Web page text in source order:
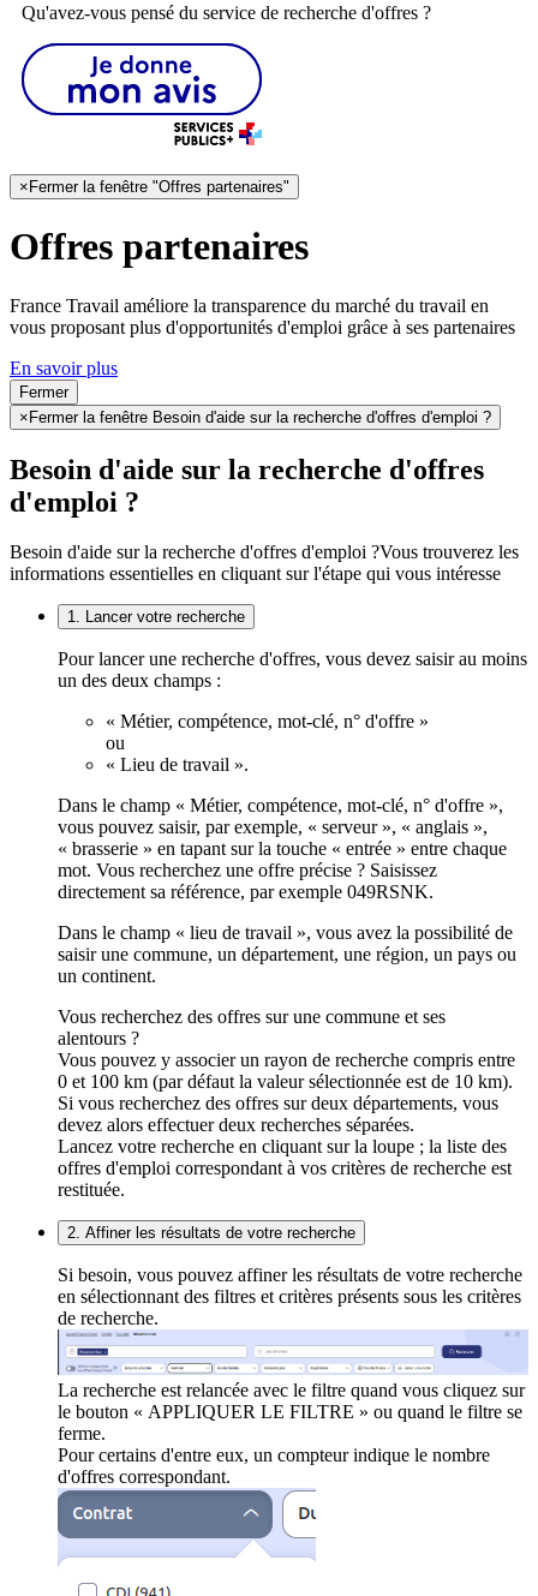
Qu'avez-vous pensé du service de recherche d'offres ?
× Fermer la fenêtre "Offres partenaires"
Offres partenaires
France Travail améliore la transparence du marché du travail en
vous proposant plus d'opportunités d'emploi grâce à ses partenaires
En savoir plus
Fermer
×Fermer la fenêtre Besoin d'aide sur la recherche d'offres d'emploi ?
Besoin d'aide sur la recherche d'offres
d'emploi ?
Besoin d'aide sur la recherche d'offres d'emploi ?Vous trouverez les
informations essentielles en cliquant sur l'étape qui vous intéresse
1. Lancer votre recherche
Pour lancer une recherche d'offres, vous devez saisir au moins
un des deux champs :
« Métier, compétence, mot-clé, n° d'offre »
ou
« Lieu de travail ».
Dans le champ « Métier, compétence, mot-clé, n° d'offre »,
vous pouvez saisir, par exemple, « serveur », « anglais »,
« brasserie » en tapant sur la touche « entrée » entre chaque
mot. Vous recherchez une offre précise ? Saisissez
directement sa référence, par exemple 049RSNK.
Dans le champ « lieu de travail », vous avez la possibilité de
saisir une commune, un département, une région, un pays ou
un continent.
Vous recherchez des offres sur une commune et ses
alentours ?
Vous pouvez y associer un rayon de recherche compris entre
0 et 100 km (par défaut la valeur sélectionnée est de 10 km).
Si vous recherchez des offres sur deux départements, vous
devez alors effectuer deux recherches séparées.
Lancez votre recherche en cliquant sur la loupe ; la liste des
offres d'emploi correspondant à vos critères de recherche est
restituée.
2. Affiner les résultats de votre recherche
Si besoin, vous pouvez affiner les résultats de votre recherche
en sélectionnant des filtres et critères présents sous les critères
de recherche.
La recherche est relancée avec le filtre quand vous cliquez sur
le bouton « APPLIQUER LE FILTRE » ou quand le filtre se
ferme.
Pour certains d'entre eux, un compteur indique le nombre
d'offres correspondant.